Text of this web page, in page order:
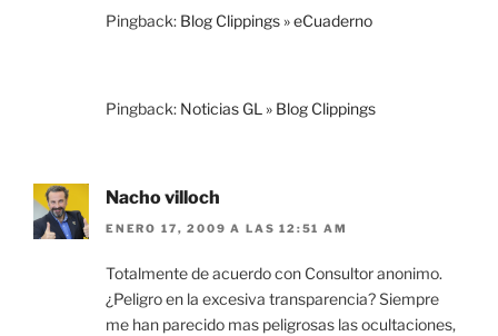
Pingback: Blog Clippings » eCuaderno
Pingback: Noticias GL » Blog Clippings
Nacho villoch
ENERO 17, 2009 A LAS 12:51 AM
Totalmente de acuerdo con Consultor anonimo.
¿Peligro en la excesiva transparencia? Siempre
me han parecido mas peligrosas las ocultaciones,